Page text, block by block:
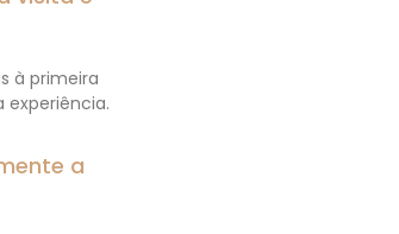
à primeira
a